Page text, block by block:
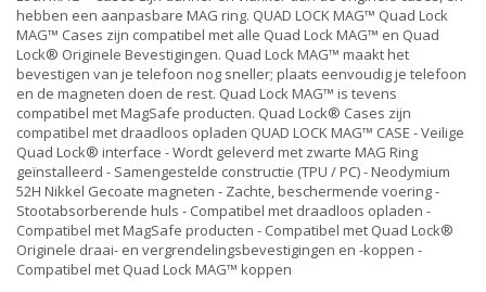
hebben een aanpasbare MAG ring. QUAD LOCK MAG™ Quad Lock
MAG™ Cases zijn compatibel met alle Quad Lock MAG™ en Quad
Lock® Originele Bevestigingen. Quad Lock MAG™ maakt het
bevestigen van je telefoon nog sneller; plaats eenvoudig je telefoon
en de magneten doen de rest. Quad Lock MAG™ is tevens
compatibel met MagSafe producten. Quad Lock® Cases zijn
compatibel met draadloos opladen QUAD LOCK MAG™ CASE - Veilige
Quad Lock® interface - Wordt geleverd met zwarte MAG Ring
geïnstalleerd - Samengestelde constructie (TPU / PC) - Neodymium
52H Nikkel Gecoate magneten - Zachte, beschermende voering -
Stootabsorberende huls - Compatibel met draadloos opladen -
Compatibel met MagSafe producten - Compatibel met Quad Lock®
Originele draai- en vergrendelingsbevestigingen en -koppen -
Compatibel met Quad Lock MAG™ koppen